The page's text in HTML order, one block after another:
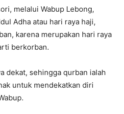
melalui Wabup Lebong,
Adha atau hari raya haji,
karena merupakan hari raya
berkorban.
dekat, sehingga qurban ialah
untuk mendekatkan diri